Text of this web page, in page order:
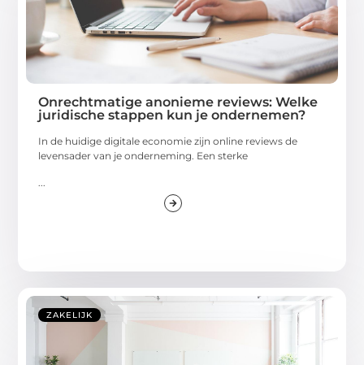
Onrechtmatige anonieme reviews: Welke
juridische stappen kun je ondernemen?
In de huidige digitale economie zijn online reviews de
levensader van je onderneming. Een sterke
ZAKELIJK